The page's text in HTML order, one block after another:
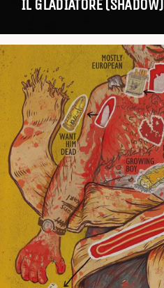
IL GLADIATORE (SHADOW)